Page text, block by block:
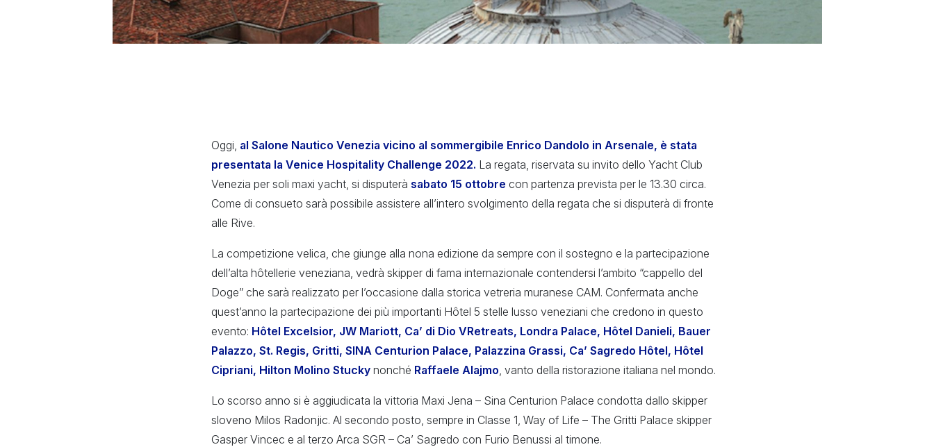
Oggi, al Salone Nautico Venezia vicino al sommergibile Enrico Dandolo in Arsenale, è stata
presentata la Venice Hospitality Challenge 2022. La regata, riservata su invito dello Yacht Club
Venezia per soli maxi yacht, si disputerà sabato 15 ottobre con partenza prevista per le 13.30 circa.
Come di consueto sarà possibile assistere all’intero svolgimento della regata che si disputerà di fronte
alle Rive.
La competizione velica, che giunge alla nona edizione da sempre con il sostegno e la partecipazione
dell’alta hôtellerie veneziana, vedrà skipper di fama internazionale contendersi l’ambito “cappello del
Doge” che sarà realizzato per l’occasione dalla storica vetreria muranese CAM. Confermata anche
quest’anno la partecipazione dei più importanti Hôtel 5 stelle lusso veneziani che credono in questo
evento: Hôtel Excelsior, JW Mariott, Ca’ di Dio VRetreats, Londra Palace, Hôtel Danieli, Bauer
Palazzo, St. Regis, Gritti, SINA Centurion Palace, Palazzina Grassi, Ca’ Sagredo Hôtel, Hôtel
Cipriani, Hilton Molino Stucky nonché Raffaele Alajmo , vanto della ristorazione italiana nel mondo.
Lo scorso anno si è aggiudicata la vittoria Maxi Jena – Sina Centurion Palace condotta dallo skipper
sloveno Milos Radonjic. Al secondo posto, sempre in Classe 1, Way of Life – The Gritti Palace skipper
Gasper Vincec e al terzo Arca SGR – Ca’ Sagredo con Furio Benussi al timone.